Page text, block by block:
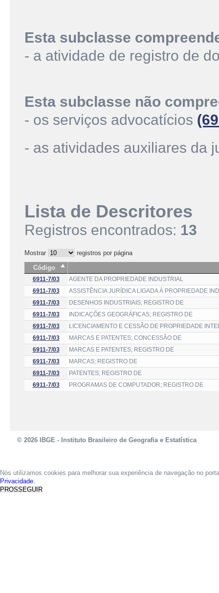
Esta subclasse
- a atividade de registro de
Esta subclasse não
- os serviços advocatícios
- as atividades auxiliares da
Lista de Descritores
Registros encontrados: 13
Mostrar
registros por página
Código
6911-7/03
AGENTE DA PROPRIEDADE INDUSTRIAL
6911-7/03
ASSISTÊNCIA JURÍDICA LIGADA À PROPRIEDADE
6911-7/03
DESENHOS INDUSTRIAIS; REGISTRO DE
6911-7/03
INDICAÇÕES GEOGRÁFICAS; REGISTRO DE
6911-7/03
LICENCIAMENTO E CESSÃO DE PROPRIEDADE
6911-7/03
MARCAS E PATENTES; CONCESSÃO DE
6911-7/03
MARCAS E PATENTES; REGISTRO DE
6911-7/03
MARCAS; REGISTRO DE
6911-7/03
PATENTES; REGISTRO DE
6911-7/03
PROGRAMAS DE COMPUTADOR; REGISTRO DE
© 2026 IBGE - Instituto Brasileiro de Geografia e Estatística
Nós utilizamos cookies para melhorar sua experiência de navegação no
Privacidade.
PROSSEGUIR